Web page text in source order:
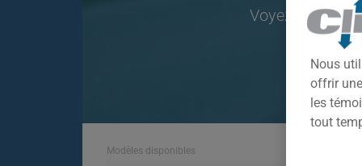
Voyez les
Modèles disponibles
Nous
offrir
les
tout